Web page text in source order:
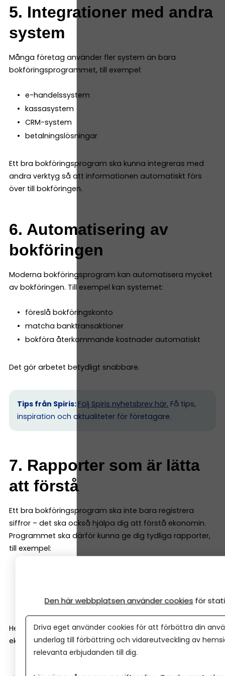
5. Integrationer med andra
system
Många företag använder fler system än bara
bokföringsprogrammet, till exempel:
e-handelssystem
kassasystem
CRM-system
betalningslösningar
Ett bra bokföringsprogram ska kunna integreras med
andra verktyg så att informationen automatiskt förs
över till bokföringen.
6. Automatisering av
bokföringen
Moderna bokföringsprogram kan automatisera mycket
av bokföringen. Till exempel kan systemet:
föreslå bokföringskonto
matcha banktransaktioner
bokföra återkommande kostnader automatiskt
Det gör arbetet betydligt snabbare.
Tips från Spiris: Följ Spiris nyhetsbrev här. Få tips,
inspiration och aktualiteter för företagare.
7. Rapporter som är lätta
att förstå
Ett bra bokföringsprogram ska inte bara registrera
siffror – det ska också hjälpa dig att förstå ekonomin.
Programmet ska därför kunna ge dig tydliga rapporter,
till exempel:
kassaflödesrapport
Helst ska de vara enkla att läsa även för den som inte är
ekonom.
Den här webbplatsen använder cookies för
Driva eget använder cookies för att förbättra din
underlag till förbättring och vidareutveckling av
relevanta erbjudanden till dig.